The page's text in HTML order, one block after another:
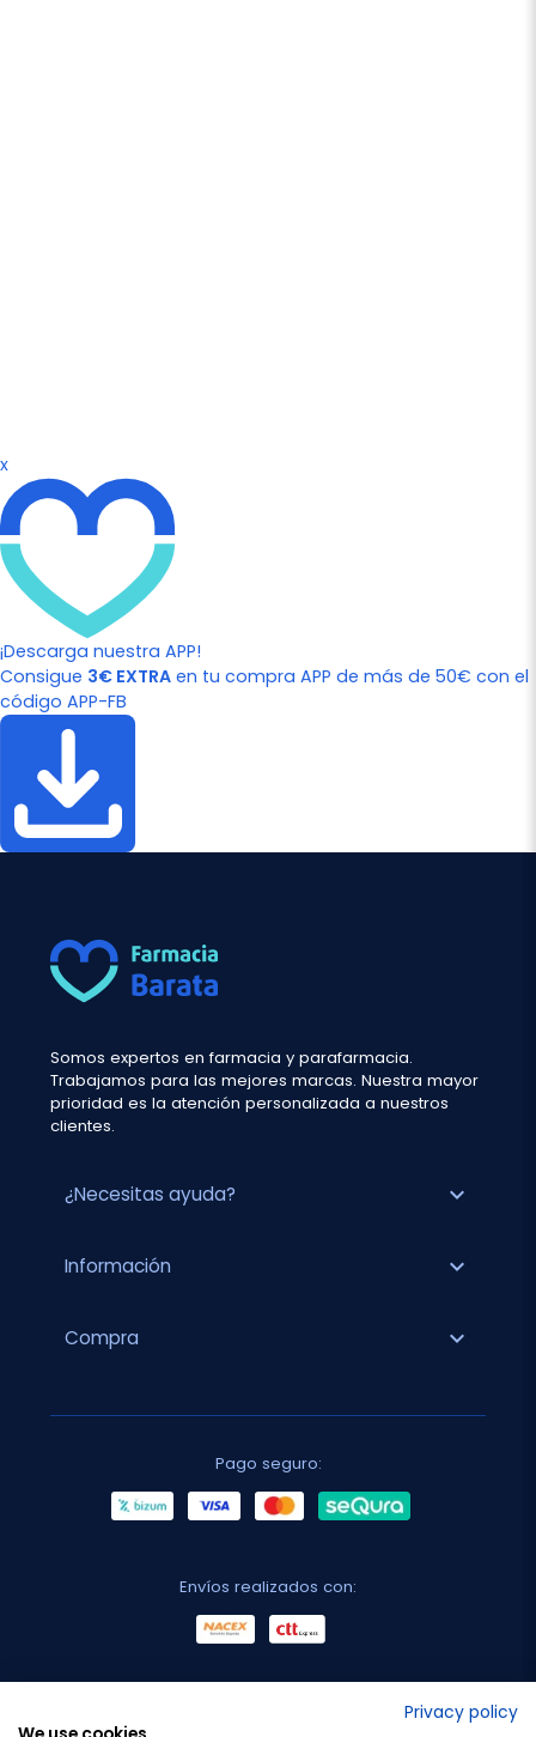
x
¡Descarga nuestra APP!
Consigue 3€ EXTRA en tu compra APP de más de 50€ con el
código APP-FB
Somos expertos en farmacia y parafarmacia.
Trabajamos para las mejores marcas. Nuestra mayor
prioridad es la atención personalizada a nuestros
clientes.
¿Necesitas ayuda? expand_more
Información expand_more
Compra expand_more
Pago seguro:
Envíos realizados con:
Privacy policy